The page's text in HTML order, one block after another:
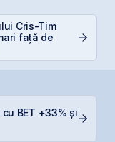
Cris-Tim
față de
BET +33% și